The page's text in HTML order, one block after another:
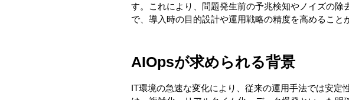
す。これにより、問題発生前の予兆検知やノイズの
で、導入時の目的設計や運用戦略の精度を高めること
AIOpsが求められる背景
IT環境の急速な変化により、従来の運用手法では安